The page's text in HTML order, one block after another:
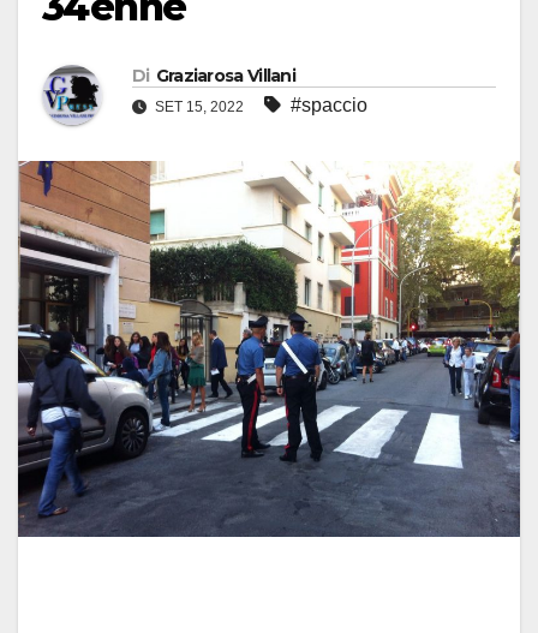
Di Graziarosa Villani
SET 15, 2022 #spaccio